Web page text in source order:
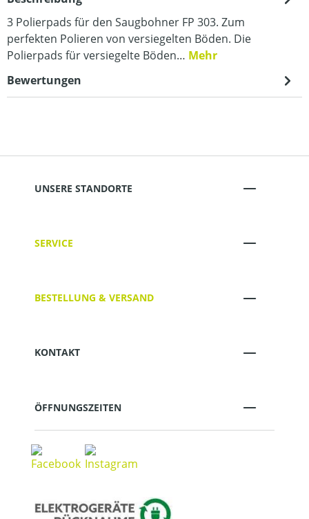
3 Polierpads für den Saugbohner FP 303. Zum
perfekten Polieren von versiegelten Böden. Die
Polierpads für versiegelte Böden… Mehr
Bewertungen
UNSERE STANDORTE
SERVICE
BESTELLUNG & VERSAND
KONTAKT
ÖFFNUNGSZEITEN